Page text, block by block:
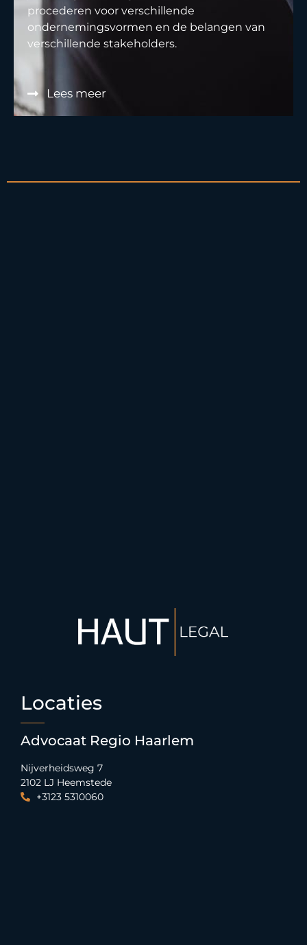
procederen voor verschillende
ondernemingsvormen en de belangen van
verschillende stakeholders.
Lees meer
Locaties
Advocaat Regio Haarlem
Nijverheidsweg 7
2102 LJ Heemstede
+3123 5310060